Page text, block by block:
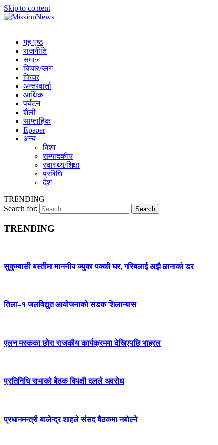
Skip to content
गृह पृष्ठ
राजनीति
समाज
बिचार/ब्लग
फिचर
अन्तरवार्ता
आर्थिक
पर्यटन
शैली
साप्ताहिक
Epaper
अन्य
विश्व
सम्पादकीय
स्वास्थ्य/शिक्षा
प्रविधि
देश
TRENDING
Search for:
TRENDING
सुकुम्बासी बस्तीमा माननीय ज्युका पक्की घर, गरिबलाई अझै छानाको डर
तिला–१ जलविद्युत आयोजनाको सडक शिलान्यास
एलन मस्कका छोरा राजकीय कार्यक्रममा देखिएपछि भाइरल
प्रतिनिधि सभाको बैठक विपक्षी दलले अवरोध
प्रधानमन्त्री बालेन्द्र शाहले संसद बैठकमा नबोल्ने